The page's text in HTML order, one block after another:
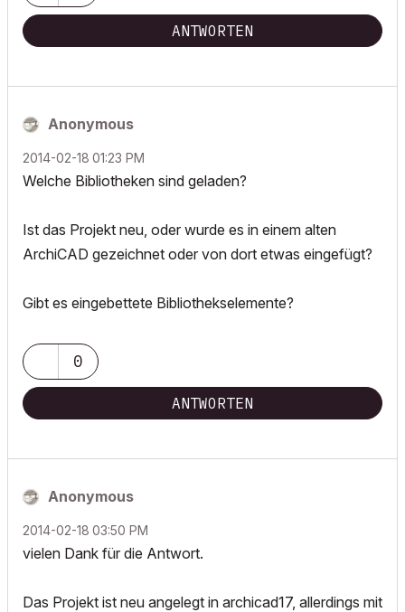
ANTWORTEN
Anonymous
‎2014-02-18 01:23 PM
Welche Bibliotheken sind geladen?
Ist das Projekt neu, oder wurde es in einem alten
ArchiCAD gezeichnet oder von dort etwas eingefügt?
Gibt es eingebettete Bibliothekselemente?
0
ANTWORTEN
Anonymous
‎2014-02-18 03:50 PM
vielen Dank für die Antwort.
Das Projekt ist neu angelegt in archicad17, allerdings mit